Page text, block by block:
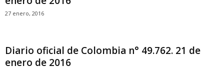
27 enero, 2016
Diario oficial de Colombia n° 49.762. 21 de
enero de 2016